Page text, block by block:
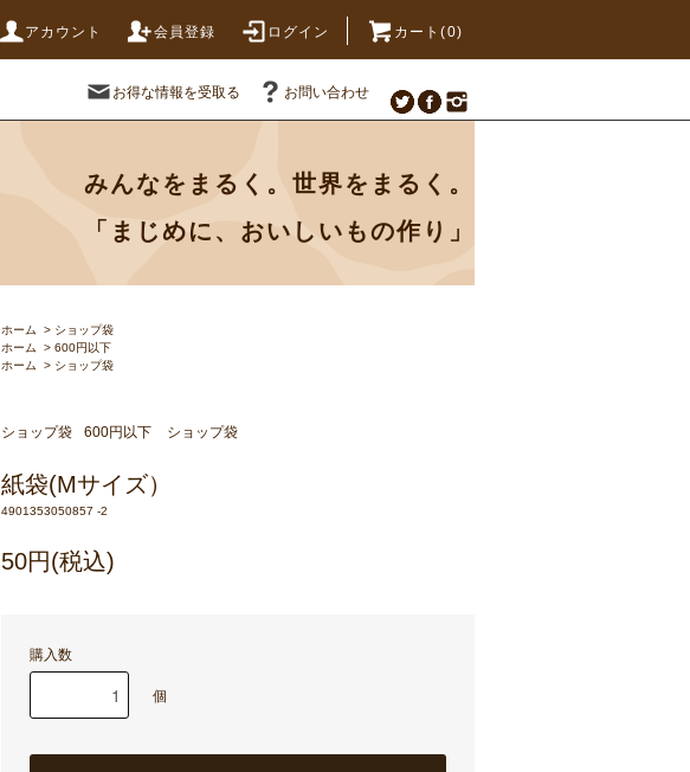
アカウント 会員登録 ログイン カート(0)
お得な情報を受取る お問い合わせ
みんなをまるく。世界をまるく。
「まじめに、おいしいもの作り」
ホーム > ショップ袋
ホーム
> 600円以下
ホーム
> ショップ袋
ショップ袋 600円以下 ショップ袋
紙袋(Mサイズ）
4901353050857 -2
50円(税込)
購入数
個